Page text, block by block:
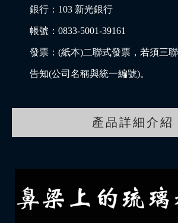
銀行：103 新光銀行
帳號：0833-5001-39161
發票：(紙本)二聯式發票，若須三
告知(公司名稱與統一編號)。
產品詳細介紹